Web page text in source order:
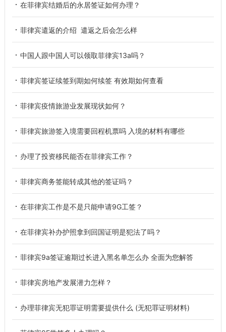
在菲律宾结婚后的永居签证如何办理？
菲律宾遣返的介绍 遣返之后会怎么样
中国人跟中国人可以领取菲律宾13a吗？
菲律宾签证续签到期如何续签 有效期如何查看
菲律宾疫情旅游业发展现状如何？
菲律宾旅游签入境需要回程机票吗 入境的材料有哪些
办理了投资移民能否在菲律宾工作？
菲律宾商务签能转成其他的签证吗？
在菲律宾工作是不是只能申请9G工签？
在菲律宾补办护照拿到回国证明是犯法了吗？
菲律宾9a签证逾期过长进入黑名单怎么办 全面为您解答
菲律宾房地产发展潜力怎样？
办理菲律宾无犯罪证明需要提供什么 (无犯罪证明材料)